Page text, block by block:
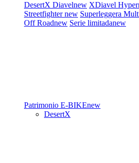
DesertX Diavelnew XDiavel
Streetfighternew Superleggera
Off Roadnew Serie limitadanew
Patrimonio E-BIKEnew
DesertX